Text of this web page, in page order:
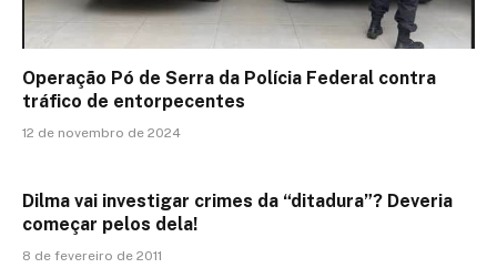
Operação Pó de Serra da Polícia Federal contra
tráfico de entorpecentes
12 de novembro de 2024
Dilma vai investigar crimes da “ditadura”? Deveria
começar pelos dela!
8 de fevereiro de 2011